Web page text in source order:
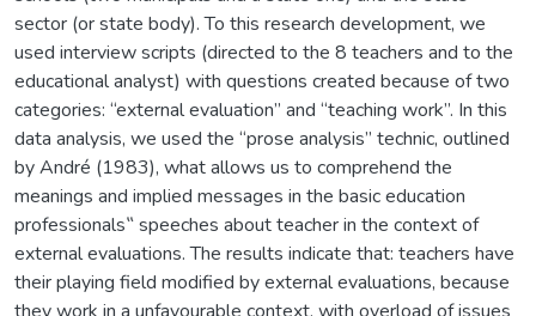
sector (or state body). To this research development, we
used interview scripts (directed to the 8 teachers and to the
educational analyst) with questions created because of two
categories: “external evaluation” and “teaching work”. In this
data analysis, we used the “prose analysis” technic, outlined
by André (1983), what allows us to comprehend the
meanings and implied messages in the basic education
professionals‟ speeches about teacher in the context of
external evaluations. The results indicate that: teachers have
their playing field modified by external evaluations, because